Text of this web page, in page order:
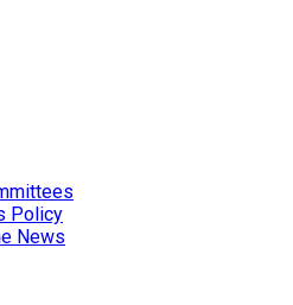
Policy
News